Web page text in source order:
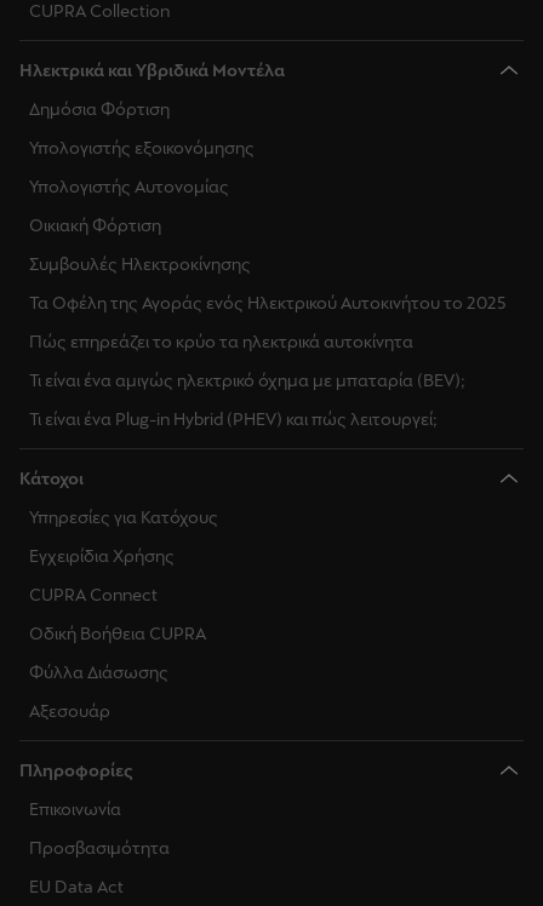
CUPRA Collection
Ηλεκτρικά και Υβριδικά Μοντέλα
Δημόσια Φόρτιση
Υπολογιστής εξοικονόμησης
Υπολογιστής Αυτονομίας
Οικιακή Φόρτιση
Συμβουλές Ηλεκτροκίνησης
Τα Οφέλη της Αγοράς ενός Ηλεκτρικού Αυτοκινήτου το 2025
Πώς επηρεάζει το κρύο τα ηλεκτρικά αυτοκίνητα
Τι είναι ένα αμιγώς ηλεκτρικό όχημα με μπαταρία (BEV);
Τι είναι ένα Plug-in Hybrid (PHEV) και πώς λειτουργεί;
Κάτοχοι
Υπηρεσίες για Κατόχους
Εγχειρίδια Χρήσης
CUPRA Connect
Οδική Βοήθεια CUPRA
Φύλλα Διάσωσης
Αξεσουάρ
Πληροφορίες
Επικοινωνία
Προσβασιμότητα
EU Data Act